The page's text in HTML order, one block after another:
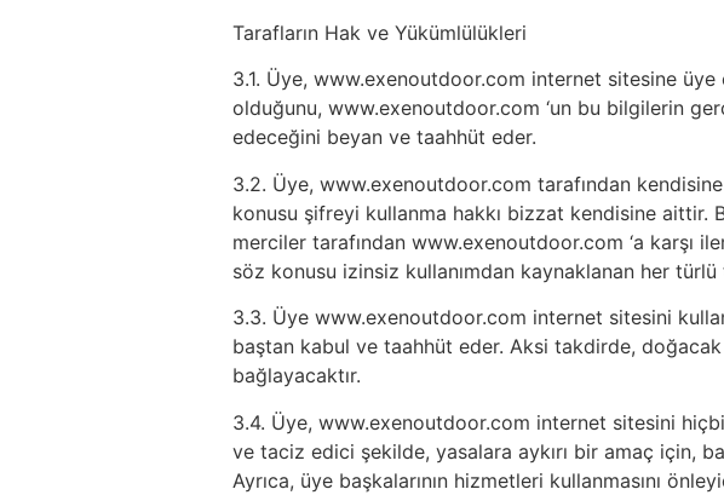
Tarafların Hak ve Yükümlülükleri
3.1. Üye, www.exenoutdoor.com internet sitesine
olduğunu, www.exenoutdoor.com ‘un bu bilgilerin
edeceğini beyan ve taahhüt eder.
3.2. Üye, www.exenoutdoor.com tarafından
konusu şifreyi kullanma hakkı bizzat kendisine
merciler tarafından www.exenoutdoor.com ‘a karşı
söz konusu izinsiz kullanımdan kaynaklanan her türlü
3.3. Üye www.exenoutdoor.com internet sitesini
baştan kabul ve taahhüt eder. Aksi takdirde,
bağlayacaktır.
3.4. Üye, www.exenoutdoor.com internet sitesini
ve taciz edici şekilde, yasalara aykırı bir amaç için,
Ayrıca, üye başkalarının hizmetleri kullanmasını